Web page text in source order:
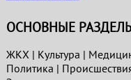
ОСНОВНЫЕ
ЖКХ| Культура |
Политика |